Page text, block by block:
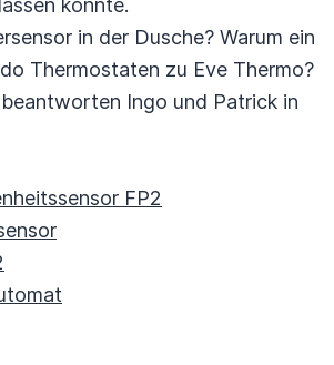
konnte.
in der Dusche? Warum ein
Thermostaten zu Eve Thermo?
Ingo und Patrick in
FP2